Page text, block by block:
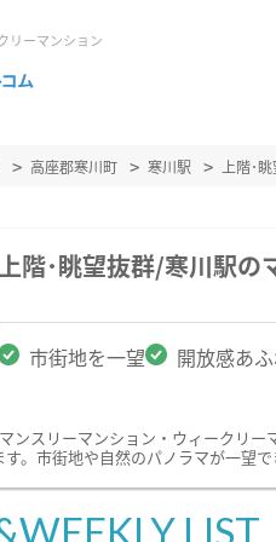
リーマンション
高座郡寒川町 寒川駅 上階･
上階･眺望抜群/寒川駅の
市街地を一望 開放感あ
ンスリーマンション・ウィークリ
。市街地や自然のパノラマが一望
LIST